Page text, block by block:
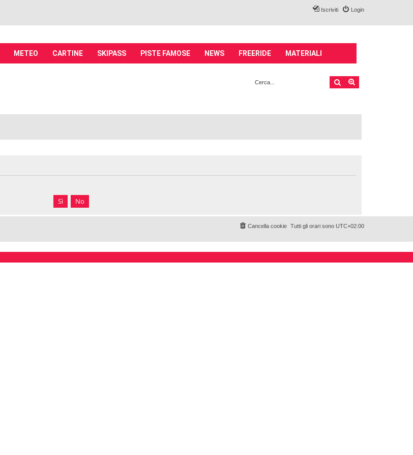
Login
Iscriviti
METEO CARTINE SKIPASS PISTE FAMOSE NEWS FREERIDE MATERIALI
Cerca
Tutti gli orari sono UTC+02:00
Cancella cookie